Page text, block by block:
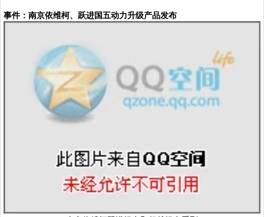
事件：南京依维柯、跃进国五动力升级产品发布